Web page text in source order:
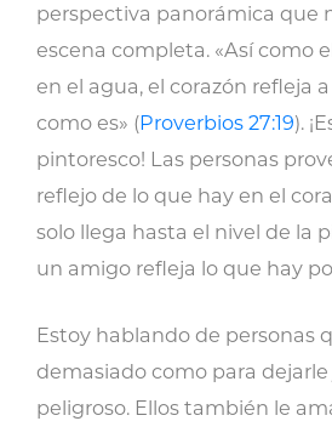
perspectiva panorámica que
escena completa. «Así como
en el agua, el corazón refleja
como es» (Proverbios 27:19).
pintoresco! Las personas
reflejo de lo que hay en el
solo llega hasta el nivel de la
un amigo refleja lo que hay
Estoy hablando de personas
demasiado como para
peligroso. Ellos también le